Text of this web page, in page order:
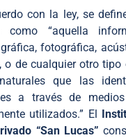
con la ley, se
como “aquella
fotográfica,
o de cualquier otro tipo
que las
a través de
utilizados.” El
“San Lucas”